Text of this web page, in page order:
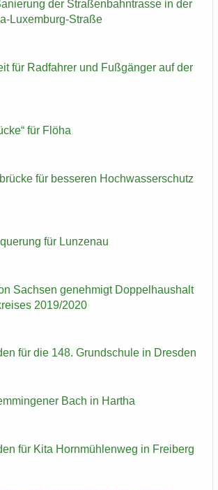
der Stra­ßen­bahn­tras­se in der
​Luxemburg-Straße
für Rad­fah­rer und Fuß­gän­ger auf der
für Flöha
für bes­se­ren Hoch­was­ser­schutz
für Lun­zen­au
Sach­sen ge­neh­migt Dop­pel­haus­halt
2019/2020
für die 148. Grund­schu­le in Dres­den
Bach in Har­tha
für Kita Horn­müh­len­weg in Frei­berg